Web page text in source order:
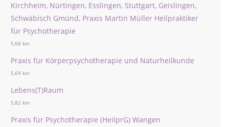
Kirchheim, Nürtingen, Esslingen, Stuttgart, Geislingen,
Schwäbisch Gmünd, Praxis Martin Müller Heilpraktiker
für Psychotherapie
5,68 km
Praxis für Körperpsychotherapie und Naturheilkunde
5,69 km
Lebens(T)Raum
5,82 km
Praxis für Psychotherapie (HeilprG) Wangen